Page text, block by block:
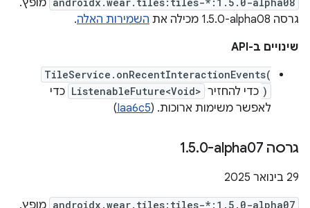
מופץ.
גרסה ‎1.5.0-alpha08 מכילה את
השמירות האלה.
שינויים ב-API
TileService.onRecentInteractionEvents(
) כדי להחזיר ListenableFuture<Void> כדי
לאפשר משימות ארוכות. (Iaa6c5
)
גרסה ‎1 .5.0-alpha07
‫29 בינואר 2025
androidx.wear.tiles:tiles-*:1.5.0-alpha07 מופץ.